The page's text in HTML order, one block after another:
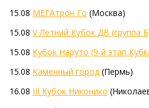
15.08 МЕГАтрон Го (Москва)
15.08 V Летний Кубок ДВ (группа
15.08 Кубок Наруто (9-й этап
15.08 Каменный город (Пермь)
16.08 III Кубок Никонико